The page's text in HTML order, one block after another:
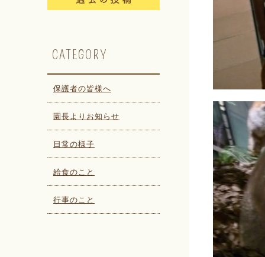
CATEGORY
保護者の皆様へ
園長よりお知らせ
日常の様子
給食のこと
行事のこと